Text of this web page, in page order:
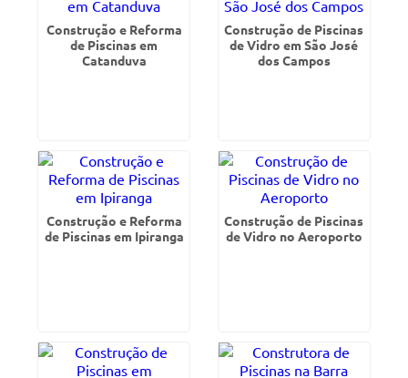
Construção e Reforma
de Piscinas em
Catanduva
Construção de Piscinas
de Vidro em São José
dos Campos
Construção e Reforma
de Piscinas em Ipiranga
Construção de Piscinas
de Vidro no Aeroporto